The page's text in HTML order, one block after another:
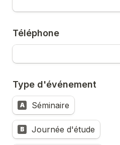
Téléphone
Type d'événement
A Séminaire
B Journée d'étude